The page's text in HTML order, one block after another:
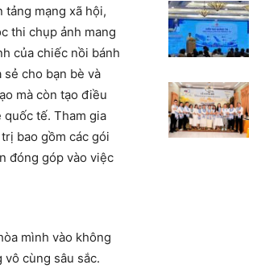
tảng mạng xã hội,
thi chụp ảnh mang
của chiếc nồi bánh
cho bạn bè và
mà còn tạo điều
quốc tế. Tham gia
bao gồm các gói
đóng góp vào việc
mình vào không
cùng sâu sắc.